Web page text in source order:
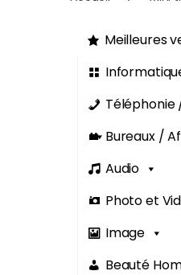
Meilleures
Bureaux /
Audio
Photo et
Image
Beauté